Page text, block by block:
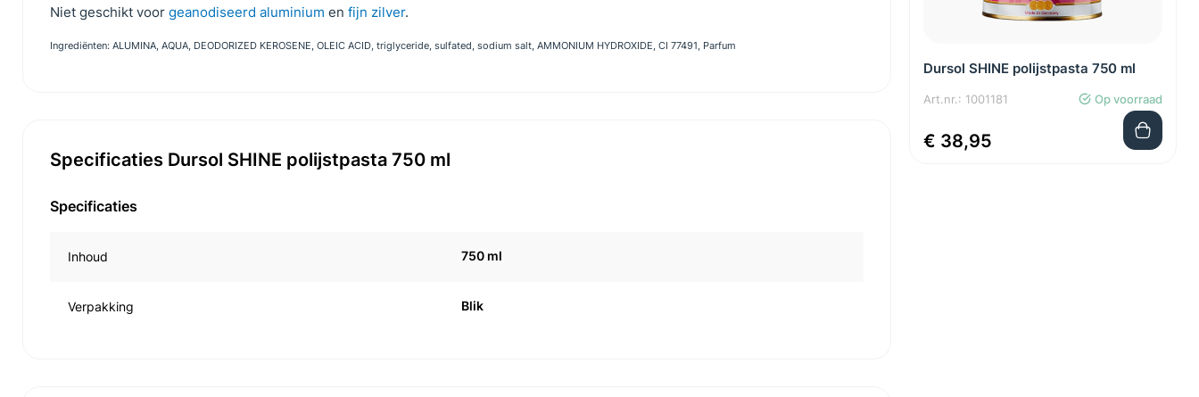
Niet geschikt voor geanodiseerd aluminium en fijn zilver.
Ingrediënten: ALUMINA, AQUA, DEODORIZED KEROSENE, OLEIC ACID, triglyceride, sulfated, sodium salt, AMMONIUM HYDROXIDE, CI 77491, Parfum
Specificaties Dursol SHINE polijstpasta 750 ml
Specificaties
Inhoud 750 ml
Verpakking Blik
Dursol SHINE polijstpasta 750 ml
Art.nr.: 1001181 Op voorraad
€ 38,95